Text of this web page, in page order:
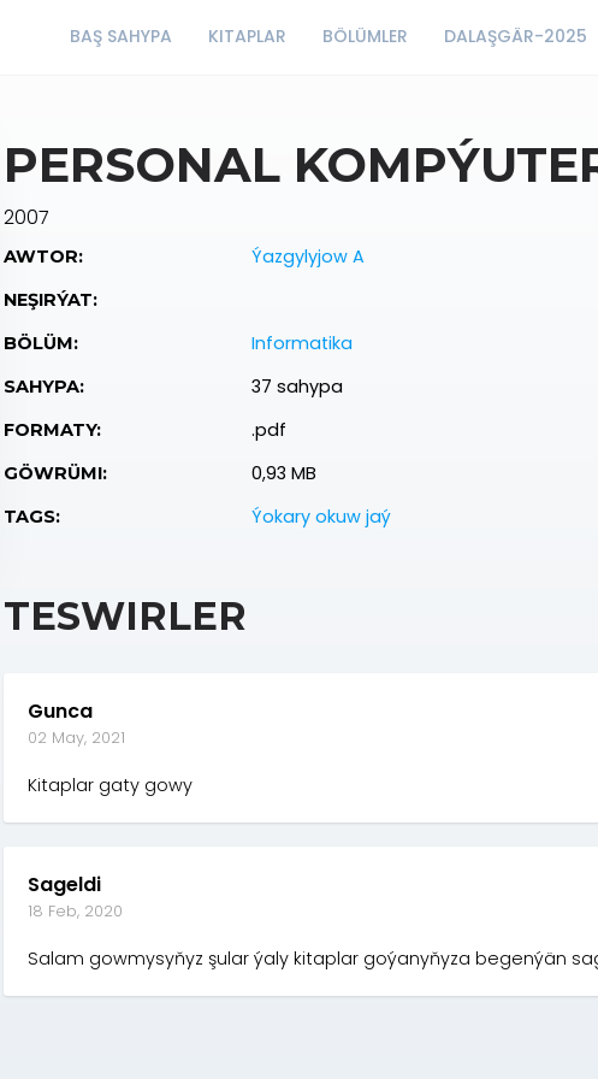
BAŞ SAHYPA KITAPLAR BÖLÜMLER DALAŞGÄR-2025
PERSONAL
2007
AWTOR: Ýazgylyjow A
NEŞIRÝAT:
BÖLÜM:
Informatika
SAHYPA: 37 sahypa
FORMATY: .pdf
GÖWRÜMI: 0,93 MB
TAGS: Ýokary okuw jaý
TESWIRLER
Gunca
02 May, 2021
Kitaplar gaty gowy
Sageldi
18 Feb, 2020
Salam gowmysyňyz şular ýaly kitaplar goýanyňyza begenýän